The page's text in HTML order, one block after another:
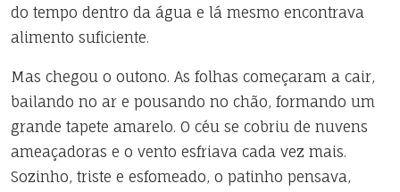
do tempo dentro da água e lá mesmo encontrava
alimento suficiente.
Mas chegou o outono. As folhas começaram a cair,
bailando no ar e pousando no chão, formando um
grande tapete amarelo. O céu se cobriu de nuvens
ameaçadoras e o vento esfriava cada vez mais.
Sozinho, triste e esfomeado, o patinho pensava,